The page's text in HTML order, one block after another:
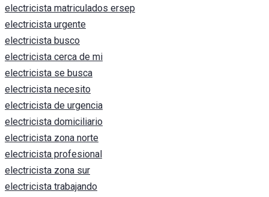
electricista matriculados ersep
electricista urgente
electricista busco
electricista cerca de mi
electricista se busca
electricista necesito
electricista de urgencia
electricista domiciliario
electricista zona norte
electricista profesional
electricista zona sur
electricista trabajando